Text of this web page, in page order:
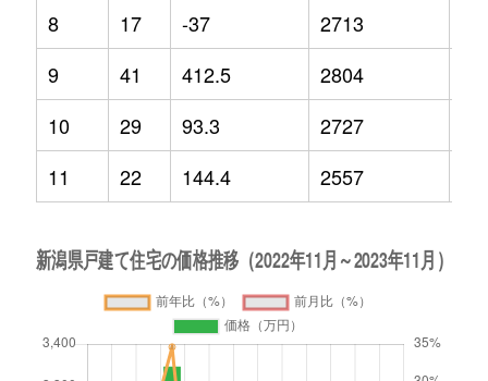
8
17 -37 2713
9
41 412.5 2804
10
29 93.3 2727
11
22 144.4 2557